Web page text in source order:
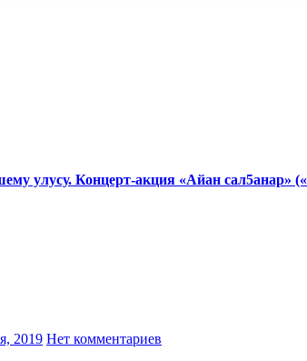
улусу. Концерт-акция «Айан сал5анар»
2019 Нет комментариев